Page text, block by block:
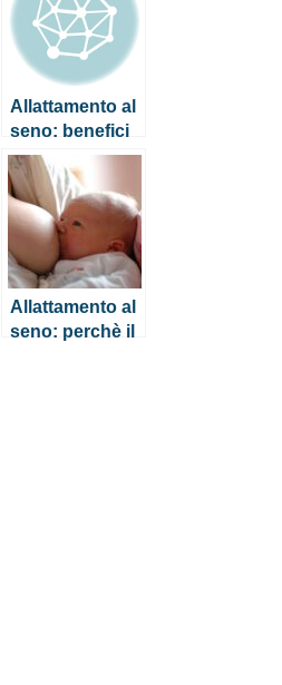
Allattamento al
seno: benefici
per mamma e
bambino
Allattamento al
seno: perchè il